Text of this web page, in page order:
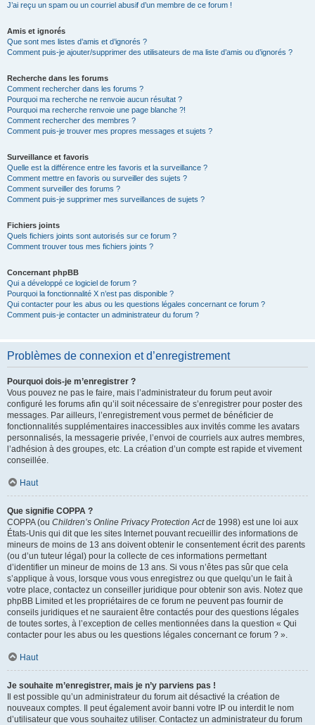
J’ai reçu un spam ou un courriel abusif d’un membre de ce forum !
Amis et ignorés
Que sont mes listes d’amis et d’ignorés ?
Comment puis-je ajouter/supprimer des utilisateurs de ma liste d’amis ou d’ignorés ?
Recherche dans les forums
Comment rechercher dans les forums ?
Pourquoi ma recherche ne renvoie aucun résultat ?
Pourquoi ma recherche renvoie une page blanche ?!
Comment rechercher des membres ?
Comment puis-je trouver mes propres messages et sujets ?
Surveillance et favoris
Quelle est la différence entre les favoris et la surveillance ?
Comment mettre en favoris ou surveiller des sujets ?
Comment surveiller des forums ?
Comment puis-je supprimer mes surveillances de sujets ?
Fichiers joints
Quels fichiers joints sont autorisés sur ce forum ?
Comment trouver tous mes fichiers joints ?
Concernant phpBB
Qui a développé ce logiciel de forum ?
Pourquoi la fonctionnalité X n’est pas disponible ?
Qui contacter pour les abus ou les questions légales concernant ce forum ?
Comment puis-je contacter un administrateur du forum ?
Problèmes de connexion et d’enregistrement
Pourquoi dois-je m’enregistrer ?
Vous pouvez ne pas le faire, mais l’administrateur du forum peut avoir
configuré les forums afin qu’il soit nécessaire de s’enregistrer pour poster des
messages. Par ailleurs, l’enregistrement vous permet de bénéficier de
fonctionnalités supplémentaires inaccessibles aux invités comme les avatars
personnalisés, la messagerie privée, l’envoi de courriels aux autres membres,
l’adhésion à des groupes, etc. La création d’un compte est rapide et vivement
conseillée.
Haut
Que signifie COPPA ?
COPPA (ou Children’s Online Privacy Protection Actde 1998) est une loi aux
États-Unis qui dit que les sites Internet pouvant recueillir des informations de
mineurs de moins de 13 ans doivent obtenir le consentement écrit des parents
(ou d’un tuteur légal) pour la collecte de ces informations permettant
d’identifier un mineur de moins de 13 ans. Si vous n’êtes pas sûr que cela
s’applique à vous, lorsque vous vous enregistrez ou que quelqu’un le fait à
votre place, contactez un conseiller juridique pour obtenir son avis. Notez que
phpBB Limited et les propriétaires de ce forum ne peuvent pas fournir de
conseils juridiques et ne sauraient être contactés pour des questions légales
de toutes sortes, à l’exception de celles mentionnées dans la question « Qui
contacter pour les abus ou les questions légales concernant ce forum ? ».
Haut
Je souhaite m’enregistrer, mais je n’y parviens pas !
Il est possible qu’un administrateur du forum ait désactivé la création de
nouveaux comptes. Il peut également avoir banni votre IP ou interdit le nom
d’utilisateur que vous souhaitez utiliser. Contactez un administrateur du forum